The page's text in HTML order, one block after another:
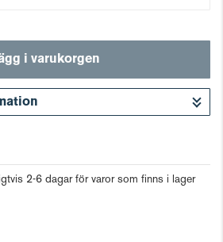
i varukorgen
2-6 dagar för varor som finns i lager